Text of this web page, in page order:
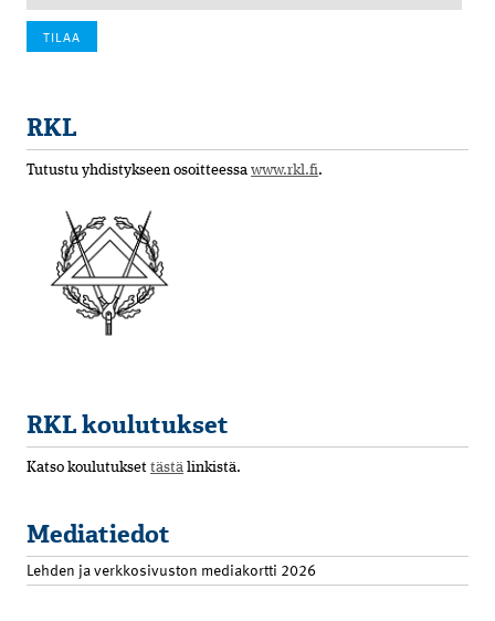
RKL
Tutustu yhdistykseen osoitteessa www.rkl.fi.
RKL koulutukset
Katso koulutukset tästä linkistä.
Mediatiedot
Lehden ja verkkosivuston mediakortti 2026